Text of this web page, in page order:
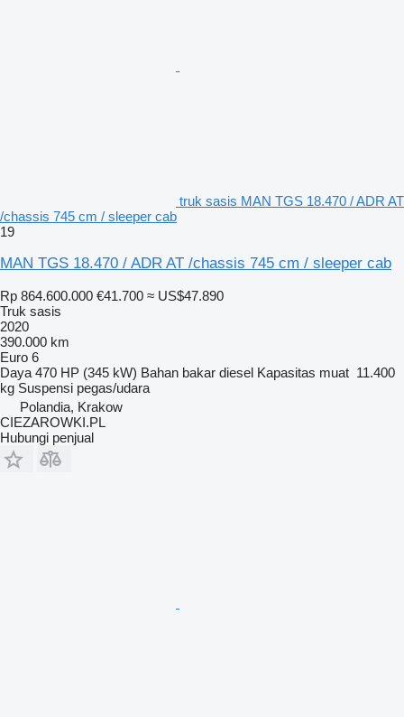
truk sasis MAN TGS 18.470 / ADR AT
/chassis 745 cm / sleeper cab
19
MAN TGS 18.470 / ADR AT /chassis 745 cm / sleeper cab
Rp 864.600.000 €41.700 ≈ US$47.890
Truk sasis
2020
390.000 km
Euro 6
Daya 470 HP (345 kW) Bahan bakar diesel Kapasitas muat 11.400
kg Suspensi pegas/udara
Polandia, Krakow
CIEZAROWKI.PL
Hubungi penjual